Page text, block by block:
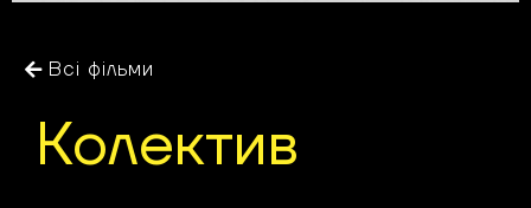
Всі фільми
Колектив